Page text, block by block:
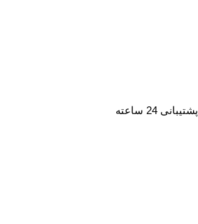
پشتیبانی 24 ساعته